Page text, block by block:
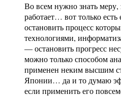
Во всем нужно знать меру,
работает… вот только
остановить процесс
технологиями,
— остановить прогресс
можно только способом
применен неким высшим
Японии… да и то думаю
если применить его